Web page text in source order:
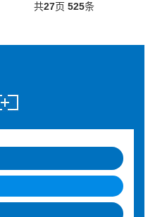
共27页 525条